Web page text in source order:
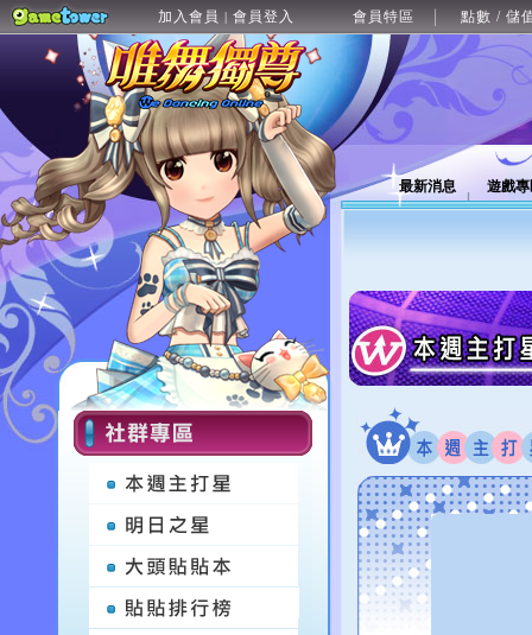
加入會員 | 會員登入 會員特區 點數 / 儲
最新消息 遊戲